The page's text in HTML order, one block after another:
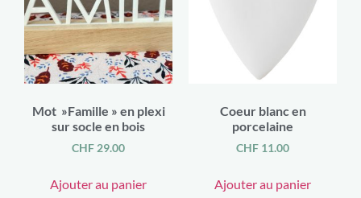
Mot »Famille » en plexi
sur socle en bois
CHF 29.00
Ajouter au panier
Coeur blanc en
porcelaine
CHF 11.00
Ajouter au panier